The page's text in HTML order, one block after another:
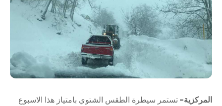
المركزية-تستمر سيطرة الطقس الشتوي بامتياز هذا الاسبوع